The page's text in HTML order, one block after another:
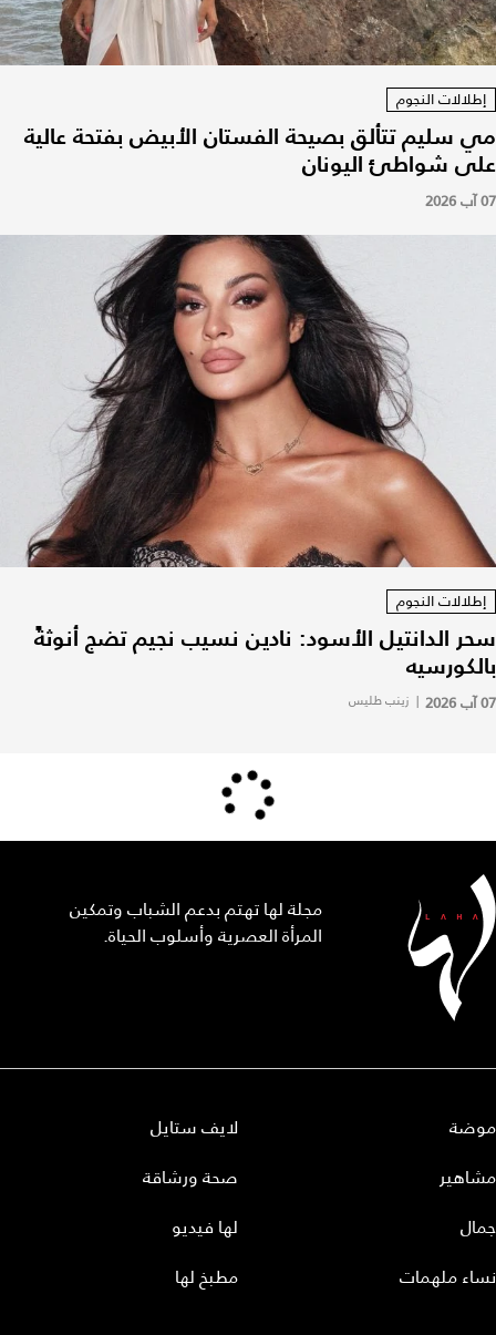
إطلالات النجوم
مي سليم تتألق بصيحة الفستان الأبيض بفتحة عالية
على شواطئ اليونان
07 آب 2026
إطلالات النجوم
سحر الدانتيل الأسود: نادين نسيب نجيم تضج أنوثةً
بالكورسيه
07 آب 2026 | زينب طليس
مجلة لها تهتم بدعم الشباب وتمكين
المرأة العصرية وأسلوب الحياة.
موضة
مشاهير
جمال
نساء ملهمات
لايف ستايل
صحة ورشاقة
لها فيديو
مطبخ لها